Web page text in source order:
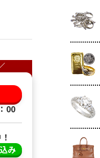
00
み